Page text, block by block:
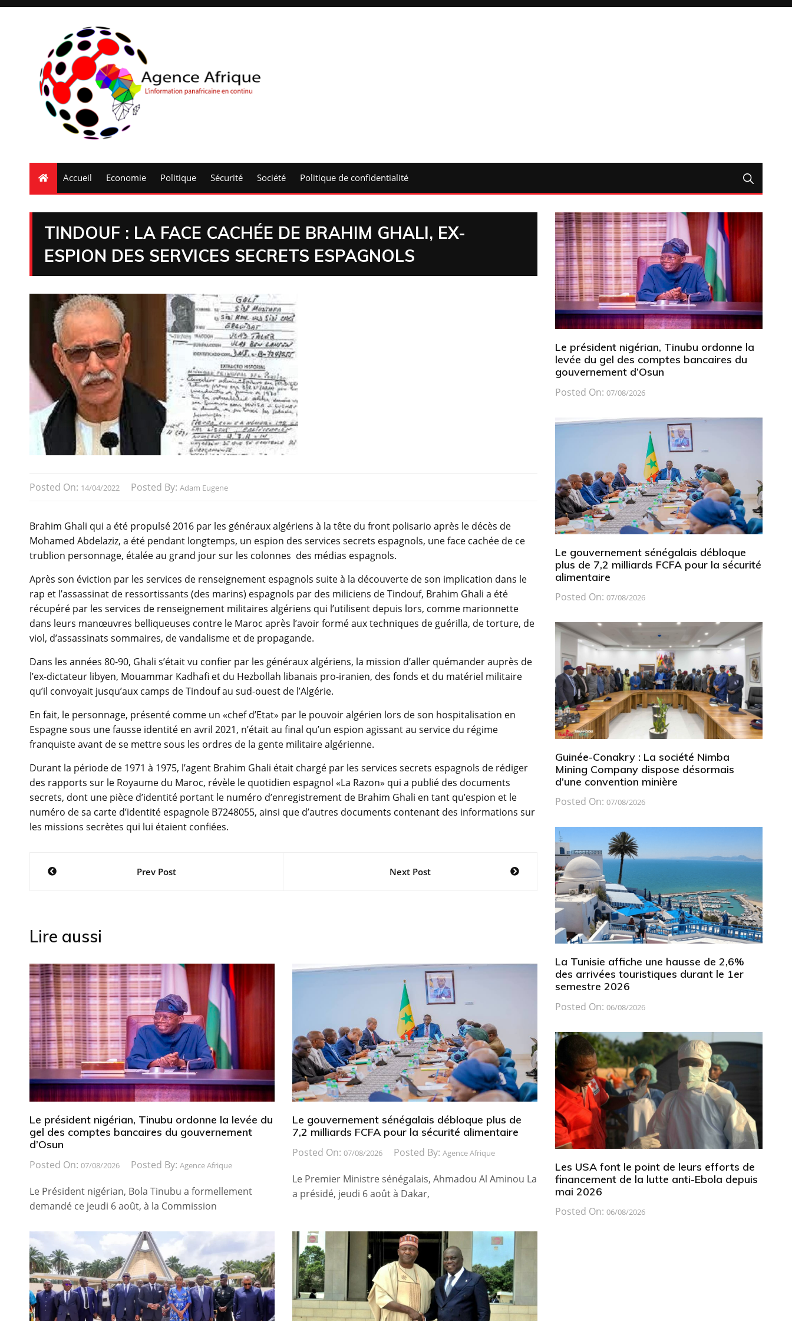
Accueil Economie Politique Sécurité Société Politique de confidentialité
TINDOUF : LA FACE CACHÉE DE BRAHIM GHALI, EX-
ESPION DES SERVICES SECRETS ESPAGNOLS
Posted On: 14/04/2022 Posted By: Adam Eugene
Brahim Ghali qui a été propulsé 2016 par les généraux algériens à la tête du front polisario après le décès de
Mohamed Abdelaziz, a été pendant longtemps, un espion des services secrets espagnols, une face cachée de ce
trublion personnage, étalée au grand jour sur les colonnes des médias espagnols.
Après son éviction par les services de renseignement espagnols suite à la découverte de son implication dans le
rap et l’assassinat de ressortissants (des marins) espagnols par des miliciens de Tindouf, Brahim Ghali a été
récupéré par les services de renseignement militaires algériens qui l’utilisent depuis lors, comme marionnette
dans leurs manœuvres belliqueuses contre le Maroc après l’avoir formé aux techniques de guérilla, de torture, de
viol, d’assassinats sommaires, de vandalisme et de propagande.
Dans les années 80-90, Ghali s’était vu confier par les généraux algériens, la mission d’aller quémander auprès de
l’ex-dictateur libyen, Mouammar Kadhafi et du Hezbollah libanais pro-iranien, des fonds et du matériel militaire
qu’il convoyait jusqu’aux camps de Tindouf au sud-ouest de l’Algérie.
En fait, le personnage, présenté comme un «chef d’Etat» par le pouvoir algérien lors de son hospitalisation en
Espagne sous une fausse identité en avril 2021, n’était au final qu’un espion agissant au service du régime
franquiste avant de se mettre sous les ordres de la gente militaire algérienne.
Durant la période de 1971 à 1975, l’agent Brahim Ghali était chargé par les services secrets espagnols de rédiger
des rapports sur le Royaume du Maroc, révèle le quotidien espagnol «La Razon» qui a publié des documents
secrets, dont une pièce d’identité portant le numéro d’enregistrement de Brahim Ghali en tant qu’espion et le
numéro de sa carte d’identité espagnole B7248055, ainsi que d’autres documents contenant des informations sur
les missions secrètes qui lui étaient confiées.
NavigationPrev Post Next Post
Lire aussi
Le président nigérian, Tinubu ordonne la levée du
gel des comptes bancaires du gouvernement
d’Osun
Posted On: 07/08/2026 Posted By: Agence Afrique
Le Président nigérian, Bola Tinubu a formellement
demandé ce jeudi 6 août, à la Commission
Le gouvernement sénégalais débloque plus de
7,2 milliards FCFA pour la sécurité alimentaire
Posted On: 07/08/2026 Posted By: Agence Afrique
Le Premier Ministre sénégalais, Ahmadou Al Aminou La
a présidé, jeudi 6 août à Dakar,
Le président nigérian, Tinubu ordonne la
levée du gel des comptes bancaires du
gouvernement d’Osun
Posted On: 07/08/2026
Le gouvernement sénégalais débloque
plus de 7,2 milliards FCFA pour la sécurité
alimentaire
Posted On: 07/08/2026
Guinée-Conakry : La société Nimba
Mining Company dispose désormais
d’une convention minière
Posted On: 07/08/2026
La Tunisie affiche une hausse de 2,6%
des arrivées touristiques durant le 1er
semestre 2026
Posted On: 06/08/2026
Les USA font le point de leurs efforts de
financement de la lutte anti-Ebola depuis
mai 2026
Posted On: 06/08/2026